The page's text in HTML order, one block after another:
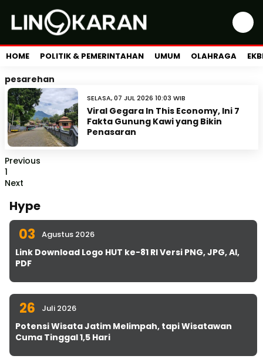
HOME POLITIK & PEMERINTAHAN UMUM OLAHRAGA
pesarehan
SELASA, 07 JUL 2026 10:03 WIB
Viral Gegara In This Economy, Ini 7
Fakta Gunung Kawi yang Bikin
Penasaran
Previous
1
Next
Hype
03 Agustus 2026
Link Download Logo HUT ke-81 RI Versi PNG, JPG, AI,
PDF
26 Juli 2026
Potensi Wisata Jatim Melimpah, tapi Wisatawan
Cuma Tinggal 1,5 Hari